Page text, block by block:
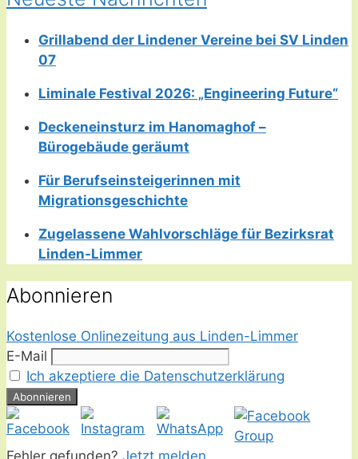
Grillabend der Lindener Vereine bei SV Linden
07
Liminale Festival 2026: „Engineering Future“
Deckeneinsturz im Hanomaghof –
Bürogebäude geräumt
Für Berufseinsteigerinnen mit
Migrationsgeschichte
Zugelassene Wahlvorschläge für Bezirksrat
Linden-Limmer
Abonnieren
Kostenlose Onlinezeitung aus Linden-Limmer
E-Mail
Ich akzeptiere die Datenschutzerklärung